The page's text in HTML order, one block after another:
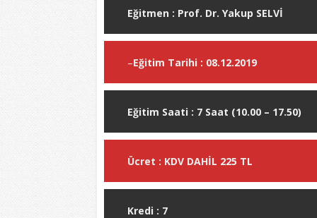
Eğitmen : Prof. Dr. Yakup SELVİ
–Eğitim Tarihi : 08.12.2019
Eğitim Saati : 7 Saat (10.00 – 17.50)
Ücret : KDV DAHİL 225 TL
Kredi : 7